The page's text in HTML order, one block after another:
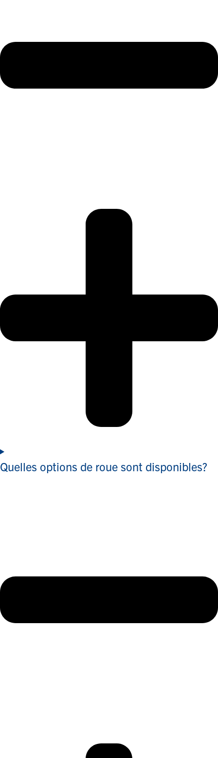
Quelles options de roue sont disponibles?